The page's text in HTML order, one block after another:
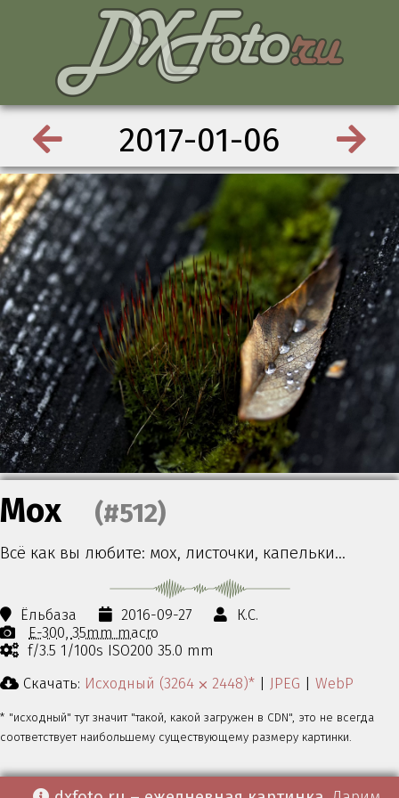
2017-01-06
Мох (#512)
Всё как вы любите: мох, листочки, капельки…
Ёльбаза 2016-09-27
К.С.
E-300 35mm macro
f/3.5 1/100s ISO200 35.0 mm
Скачать: Исходный (3264 ⨉ 2448)* | JPEG | WebP
* "исходный" тут значит "такой, какой загружен в CDN", это не всегда
соответствует наибольшему существующему размеру картинки.